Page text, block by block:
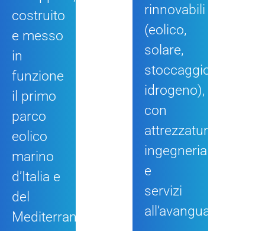
costruito
e messo
in
funzione
il primo
parco
eolico
marino
d’Italia e
del
Mediterraneo.
rinnovabili
(eolico,
solare,
stoccaggio,
idrogeno),
con
attrezzature,
ingegneria
e
servizi
all’avanguardia.